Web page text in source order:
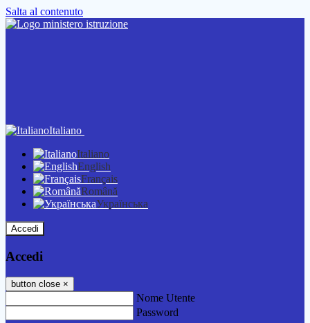
Salta al contenuto
Italiano
Italiano
English
Français
Română
Українська
Accedi
Accedi
button close ×
Nome Utente
Password